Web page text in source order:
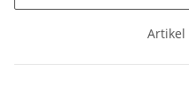
Artikel